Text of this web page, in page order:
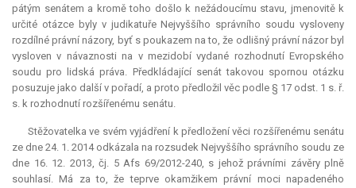
pátým senátem a kromě toho došlo k nežádoucímu stavu, jmenovitě k
určité otázce byly v judikatuře Nejvyššího správního soudu vysloveny
rozdílné právní názory, byť s poukazem na to, že odlišný právní názor byl
vysloven v návaznosti na v mezidobí vydané rozhodnutí Evropského
soudu pro lidská práva. Předkládající senát takovou spornou otázku
posuzuje jako další v pořadí, a proto předložil věc podle § 17 odst. 1 s. ř.
s. k rozhodnutí rozšířenému senátu.
Stěžovatelka ve svém vyjádření k předložení věci rozšířenému senátu
ze dne 24. 1. 2014 odkázala na rozsudek Nejvyššího správního soudu ze
dne 16. 12. 2013, čj. 5 Afs 69/2012-240, s jehož právními závěry plně
souhlasí. Má za to, že teprve okamžikem právní moci napadeného